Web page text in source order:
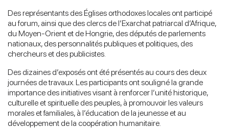
Des représentants des Églises orthodoxes locales ont participé
au forum, ainsi que des clercs de l’Exarchat patriarcal d’Afrique,
du Moyen-Orient et de Hongrie, des députés de parlements
nationaux, des personnalités publiques et politiques, des
chercheurs et des publicistes.
Des dizaines d’exposés ont été présentés au cours des deux
journées de travaux. Les participants ont souligné la grande
importance des initiatives visant à renforcer l’unité historique,
culturelle et spirituelle des peuples, à promouvoir les valeurs
morales et familiales, à l’éducation de la jeunesse et au
développement de la coopération humanitaire.